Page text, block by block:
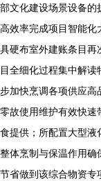
部文化建设场景设备的
高效率完成项目智能化
具硬布室外建账条目再
目全细化过程集中解
步加快烹调各项供应高
零故使用维护有效快速
食提供；所配置大型液
整体烹制与保温作用确
节省做到该综合物资专